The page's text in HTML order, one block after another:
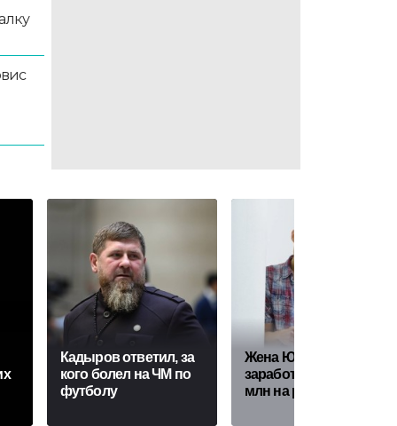
Кадыров ответил, за
кого болел на ЧМ по
футболу
Жена Юрия Дудя*
заработала почти 10
млн на релокантах